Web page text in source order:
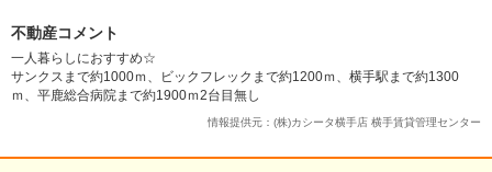
不動産コメント
一人暮らしにおすすめ☆
サンクスまで約1000ｍ、ビックフレックまで約1200ｍ、横手駅まで約1300
ｍ、平鹿総合病院まで約1900ｍ2台目無し
情報提供元：(株)カシータ横手店 横手賃貸管理センター